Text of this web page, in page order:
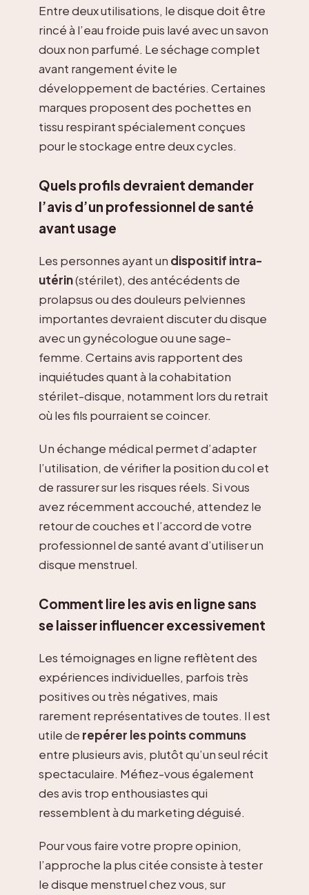
Entre deux utilisations, le disque doit être
rincé à l’eau froide puis lavé avec un savon
doux non parfumé. Le séchage complet
avant rangement évite le
développement de bactéries. Certaines
marques proposent des pochettes en
tissu respirant spécialement conçues
pour le stockage entre deux cycles.
Quels profils devraient demander
l’avis d’un professionnel de santé
avant usage
Les personnes ayant un dispositif intra-
utérin(stérilet), des antécédents de
prolapsus ou des douleurs pelviennes
importantes devraient discuter du disque
avec un gynécologue ou une sage-
femme. Certains avis rapportent des
inquiétudes quant à la cohabitation
stérilet-disque, notamment lors du retrait
où les fils pourraient se coincer.
Un échange médical permet d’adapter
l’utilisation, de vérifier la position du col et
de rassurer sur les risques réels. Si vous
avez récemment accouché, attendez le
retour de couches et l’accord de votre
professionnel de santé avant d’utiliser un
disque menstruel.
Comment lire les avis en ligne sans
se laisser influencer excessivement
Les témoignages en ligne reflètent des
expériences individuelles, parfois très
positives ou très négatives, mais
rarement représentatives de toutes. Il est
utile de repérer les points communs
entre plusieurs avis, plutôt qu’un seul récit
spectaculaire. Méfiez-vous également
des avis trop enthousiastes qui
ressemblent à du marketing déguisé.
Pour vous faire votre propre opinion,
l’approche la plus citée consiste à tester
le disque menstruel chez vous, sur